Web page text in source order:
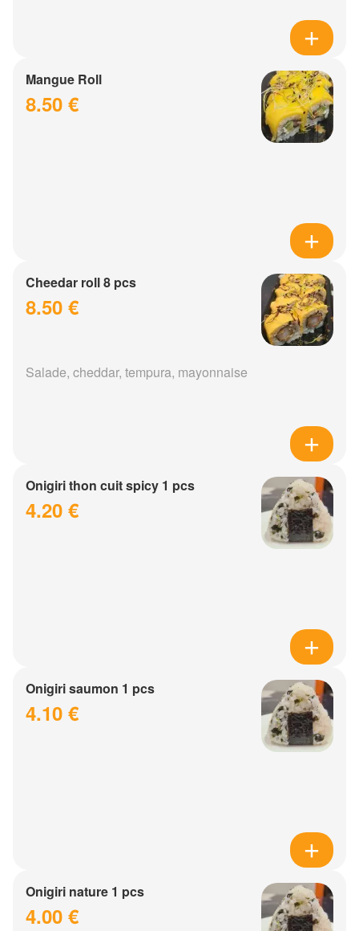
Mangue Roll
8.50 €
Cheedar roll 8 pcs
8.50 €
Salade, cheddar, tempura, mayonnaise
Onigiri thon cuit spicy 1 pcs
4.20 €
Onigiri saumon 1 pcs
4.10 €
Onigiri nature 1 pcs
4.00 €